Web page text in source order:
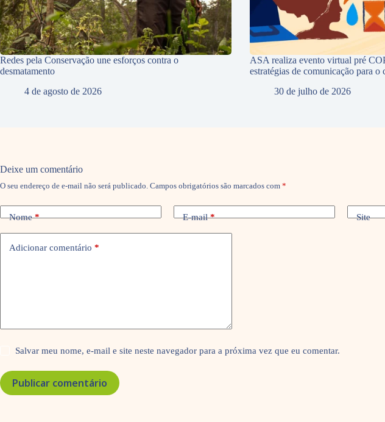
Redes pela Conservação une esforços contra o
desmatamento
4 de agosto de 2026
ASA realiza evento virtual pré
estratégias de comunicação para o
30 de julho de 2026
Deixe um comentário
O seu endereço de e-mail não será publicado. Campos obrigatórios são marcados com *
Nome* E-mail* Site
Adicionar comentário *
Salvar meu nome, e-mail e site neste navegador para a próxima vez que eu comentar.
Publicar comentário